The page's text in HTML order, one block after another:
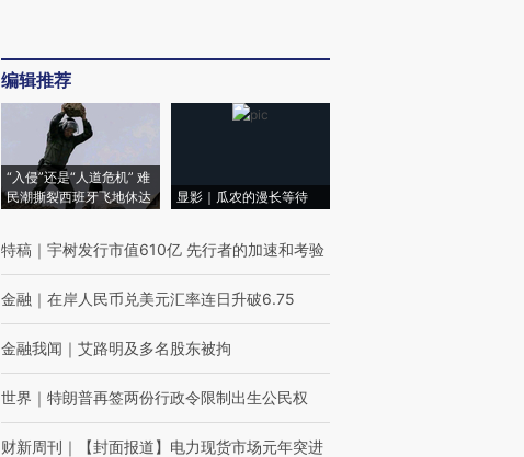
编辑推荐
“入侵”还是“人道危机” 难
民潮撕裂西班牙飞地休达
显影｜瓜农的漫长等待
特稿 ｜ 宇树发行市值610亿 先行者的加速和考验
金融 ｜ 在岸人民币兑美元汇率连日升破6.75
金融我闻 ｜ 艾路明及多名股东被拘
世界 ｜ 特朗普再签两份行政令限制出生公民权
财新周刊 ｜ 【封面报道】电力现货市场元年突进